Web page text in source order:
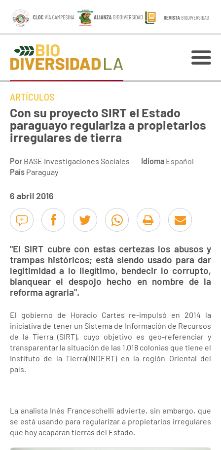
ARTÍCULOS
Con su proyecto SIRT el Estado
paraguayo regulariza a propietarios
irregulares de tierra
Por BASE Investigaciones Sociales Idioma Español
País Paraguay
6 abril 2016
"El SIRT cubre con estas certezas los abusos y
trampas históricos; está siendo usado para dar
legitimidad a lo ilegítimo, bendecir lo corrupto,
blanquear el despojo hecho en nombre de la
reforma agraria".
El gobierno de Horacio Cartes re-impulsó en 2014 la
iniciativa de tener un Sistema de Información de Recursos
de la Tierra (SIRT), cuyo objetivo es geo-referenciar y
transparentar la situación de las 1.018 colonias que tiene el
Instituto de la Tierra(INDERT) en la región Oriental del
país.
La analista Inés Franceschelli advierte, sin embargo, que
se está usando para regularizar a propietarios irregulares
que hoy acaparan tierras del Estado.